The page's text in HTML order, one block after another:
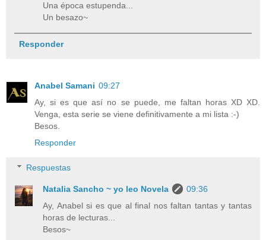
Una época estupenda...
Un besazo~
Responder
Anabel Samani 09:27
Ay, si es que así no se puede, me faltan horas XD XD.
Venga, esta serie se viene definitivamente a mi lista :-)
Besos.
Responder
Respuestas
Natalia Sancho ~ yo leo Novela
09:36
Ay, Anabel si es que al final nos faltan tantas y tantas
horas de lecturas...
Besos~